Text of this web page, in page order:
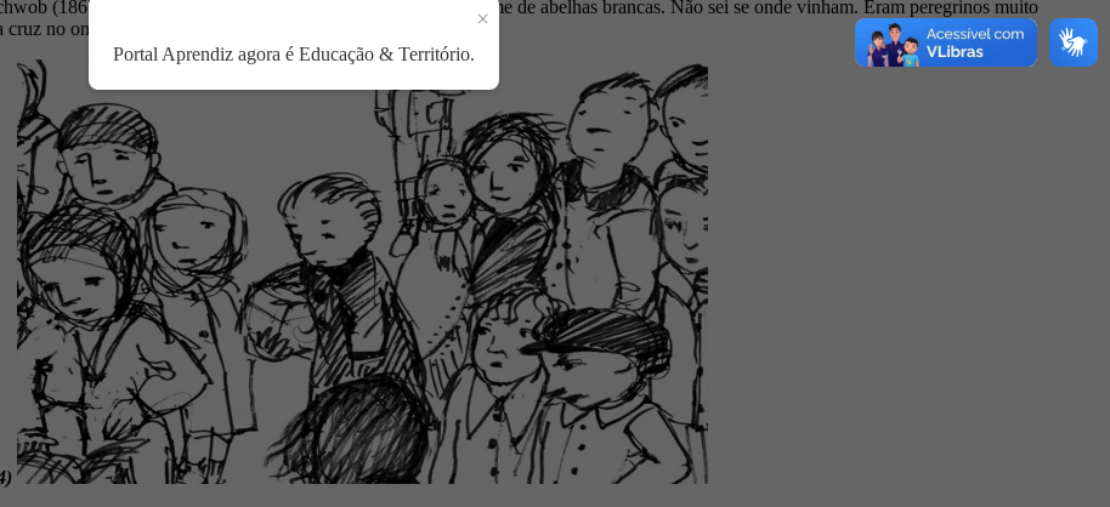
(1867-1905), que diz: “Enchiam a estrada como um enxame de abelhas brancas. Não sei se onde vinham. Eram peregrinos muito
no ombro; e todas essas cruzes eram de várias cores
Portal Aprendiz agora é Educação & Território.
×